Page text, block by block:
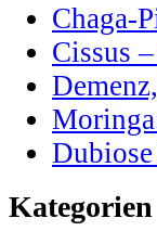
Chaga-
Cissus
Kategorien